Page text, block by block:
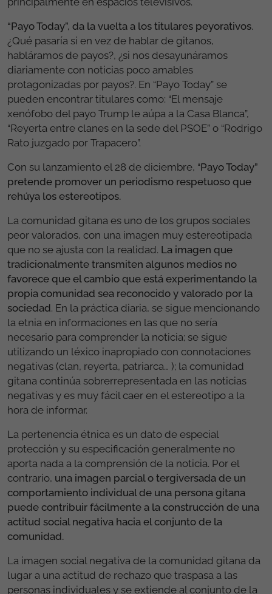
“Payo Today”, da la vuelta a los titulares peyorativos.
¿Qué pasaría si en vez de hablar de gitanos,
habláramos de payos?, ¿si nos desayunáramos
diariamente con noticias poco amables
protagonizadas por payos?. En “Payo Today” se
pueden encontrar titulares como: “El mensaje
xenófobo del payo Trump le aúpa a la Casa Blanca”,
“Reyerta entre clanes en la sede del PSOE” o “Rodrigo
Rato juzgado por Trapacero”.
Con su lanzamiento el 28 de diciembre, “Payo Today”
pretende promover un periodismo respetuoso que
rehúya los estereotipos.
La comunidad gitana es uno de los grupos sociales
peor valorados, con una imagen muy estereotipada
que no se ajusta con la realidad. La imagen que
tradicionalmente transmiten algunos medios no
favorece que el cambio que está experimentando la
propia comunidad sea reconocido y valorado por la
sociedad. En la práctica diaria, se sigue mencionando
la etnia en informaciones en las que no sería
necesario para comprender la noticia; se sigue
utilizando un léxico inapropiado con connotaciones
negativas (clan, reyerta, patriarca… ); la comunidad
gitana continúa sobrerrepresentada en las noticias
negativas y es muy fácil caer en el estereotipo a la
hora de informar.
La pertenencia étnica es un dato de especial
protección y su especificación generalmente no
aporta nada a la comprensión de la noticia. Por el
contrario, una imagen parcial o tergiversada de un
comportamiento individual de una persona gitana
puede contribuir fácilmente a la construcción de una
actitud social negativa hacia el conjunto de la
comunidad.
La imagen social negativa de la comunidad gitana da
lugar a una actitud de rechazo que traspasa a las
personas individuales y se extiende al conjunto de la